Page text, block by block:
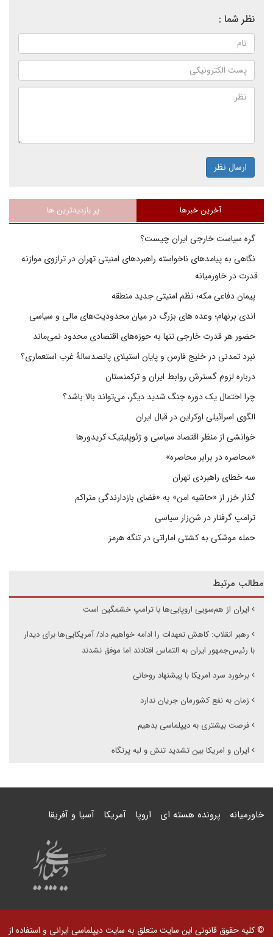
نظر شما :
ارسال نظر
آخرین خبرها پر بازدیدترین ها
گره سیاست خارجی ایران چیست؟
نگاهی به پیامدهای ناخواسته راهبردهای امنیتی تهران در ترازوی موازنه
قدرت در خاورمیانه
پیمان دفاعی مکه؛ نظم امنیتی جدید منطقه
اندی برنهام؛ وعده های بزرگ در میان محدودیت‌های مالی و سیاسی
حضور هر قدرت خارجی تنها به حوزه‌های اقتصادی محدود نمی‌ماند
نبرد تمدنی در خلیج فارس و پایان استیلای پانصدسالۀ غرب استعماری؟
درباره لزوم گسترش روابط ایران و ترکمنستان
چرا احتمال یک دوره جنگ شدید دیگر، می‌تواند بالا باشد؟
الگوی اسرائیلی اوکراین در قبال ایران
خوانشی از منظر اقتصاد سیاسی و ژئوپلیتیک کریدورها
«محاصره در برابر محاصره»
سه خطای راهبردی تهران
گذار خزر از «حاشیه امن» به «فضای بازدارندگی متراکم
ترامپ گرفتار در شن‌زار سیاسی
حمله موشکی به کشتی اماراتی در تنگه هرمز
مطالب مرتبط
ایران از هم‌سویی اروپایی‌ها با ترامپ خشمگین است
رهبر انقلاب: کاهش تعهدات را ادامه خواهیم داد/ آمریکایی‌ها برای دیدار
با رئیس‌جمهور ایران به التماس افتادند اما موفق نشدند
برخورد سرد امریکا با پیشنهاد روحانی
زمان به نفع کشورمان جریان ندارد
فرصت بیشتری به دیپلماسی بدهیم
ایران و امریکا بین تشدید تنش و لبه پرتگاه
خاورمیانه پرونده هسته ای اروپا آمریکا آسیا و آفریقا
© کلیه حقوق قانونی این سایت متعلق به سایت دیپلماسی ایرانی و استفاده از